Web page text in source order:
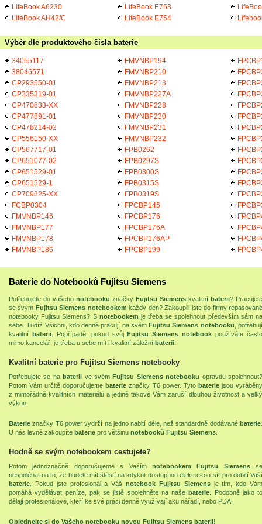
LifeBook A6230
LifeBook AH42/C
LifeBook E753
LifeBook E754
Výběr dle produktového čísla baterie
34055117
38046571
CP293550-01
CP335319-01
CP470833-XX
CP477891-01
CP478214-02
CP556150-XX
CP567717-01
CP651077-02
CP651529-01
CP651529-1
CP709325-XX
FCBP0304
FMVNBP146
FMVNBP177
FMVNBP178
FMVNBP186
FMVNBP194
FMVNBP210
FMVNBP213
FMVNBP227A
FMVNBP228
FMVNBP230
FMVNBP231
FMVNBP232
FPB0262
FPB0297S
FPB0300S
FPB0315S
FPB0319S
FPCBP145
FPCBP176
FPCBP176A
FPCBP176AP
FPCBP199
Baterie do Notebooků Fujitsu Siemens
Potřebujete do vašeho notebooku značky Fujitsu Siemens kvalitní baterii? Pracujete
se svým Fujitsu Siemens notebookem každý den? Zakoupili jste do firmy
notebooky Fujitsu Siemens? S notebookem je třeba se spolehnout především sám
sebe. Tudíž Všichni, kdo denně pracují na svémFujitsu Siemens notebooku ,
kvalitní baterii. Popřípadě, pokud svůjFujitsu Siemens notebook používáte
mimo kancelář, je třeba u sebe mít i kvalitní záložní baterii
Kvalitní baterie pro Fujitsu Siemens notebooky
Potřebujete se nabaterii ve svémFujitsu Siemens notebooku opravdu
Potom Vám určitě doporučujemebaterie značky T6 power. Tyto bateriejsou
z mimořádně kvalitních materiálů a jedině takové Vám zaručí dlouhou životnost a velký
výkon.
Baterie značky T6 power vydrží na jedno nabití déle, než standardně dodávané baterie
U nás levně zakoupíte baterie pro většinu notebooků Fujitsu Siemens
Hodně se svým notebookem cestujete?
Potom jednoznačně doporučujeme s Vaším notebookem Fujitsu Siemensse
nespoléhat na to, že budete mít štěstí na kdykoli dostupnou elektrickou síť pro dobití Vaší
baterie . Pokud jste profesionál a Váš notebook Fujitsu Siemensje tím, kdo
pomáhá vydělávat peníze, pak se jistě spolehněte na našebaterie . Podobně jako to
dělají profesionálové, kteří ke své práci denně využívají aku nářadí , nebo PDA
Objednejte si do Vašeho notebooku novou Fujitsu Siemens baterii!